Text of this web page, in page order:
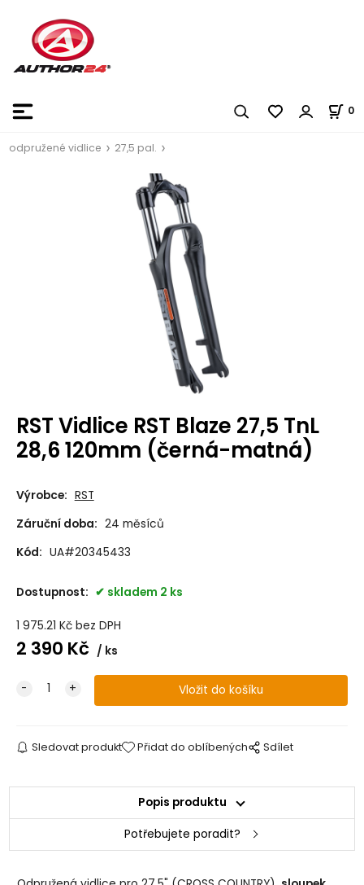
0
odpružené vidlice 27,5 pal.
RST Vidlice RST Blaze 27,5 TnL
28,6 120mm (černá-matná)
Výrobce: RST
Záruční doba: 24 měsíců
Kód: UA#20345433
Dostupnost: skladem 2 ks
1 975.21 Kč bez DPH
2 390 Kč ks
Sledovat produkt Přidat do oblíbených Sdílet
Popis produktu
Potřebujete poradit?